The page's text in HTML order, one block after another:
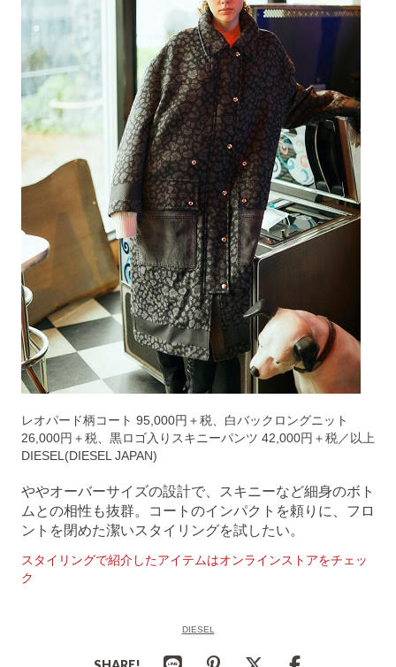
レオパード柄コート 95,000円＋税、白バックロングニット
26,000円＋税、黒ロゴ入りスキニーパンツ 42,000円＋税／以上
DIESEL(DIESEL JAPAN)
ややオーバーサイズの設計で、スキニーなど細身のボト
ムとの相性も抜群。コートのインパクトを頼りに、フロ
ントを閉めた潔いスタイリングを試したい。
スタイリングで紹介したアイテムはオンラインストアをチェッ
ク
DIESEL